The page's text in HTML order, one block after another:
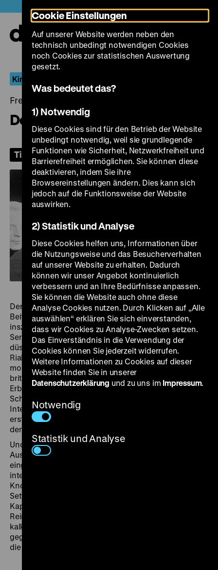
zum
Seiteninhalt
springen
Kino ohne Rast
Freitag, 24. April 2026, 20.00 Uhr
Der unheimliche Mönch
Tickets
Der Vorspann ist schon farbig, ansonsten ist der letzte
Beitrag zur Edgar-Wallace-Reihe, den Harald Reinl
inszenierte, auch der letzte Schwarzweiß-Film der
Serie. Reinl, dessen Wallace-Krimis stets ein wenig
düsterer und gewalttätiger ausfielen als die seiner
Rialto-Kollegen, schwelgt noch einmal in der
morbiden, halsabschneiderischen Atmosphäre des
britischen Hochadels – diesmal geht es um
Erbschleichereien im Umfeld eines todkranken
Schlossherrn, Mädchenhändler, die es auf hübsche
Internatsschülerinnen (eine davon: Uschi Glas in ihrer
ersten Filmrolle) abgesehen haben, sowie, natürlich,
den unheimlichen Mönch des Titels.
Und doch hat sich einiges verändert seit Reinls erstem
Ausflug nach Wallace-Land. Peter Thomas’ kriminell
eingängiger Jazz-Soundtrack steht in einem
interessanten Kontrast zur freilich ohnehin bis auf die
Knochen faulen aristokratischen Noblesse des
Settings. Das Finale der wie stets mit einigen absurden
Kapriolen versehenen Mörderjagd wiederum verlagert
Reinl teilweise auf einen Londoner Schrottplatz – ein
kalkulierter Stilbruch, der bereits auf die sehr viel
gegenwartsgesättigteren Jerry-Cotton-Filme verweist,
die Reinl wenig später drehen wird. (lf)
Cookie Einstellungen
Auf unserer Website werden neben den
technisch unbedingt notwendigen Cookies
noch Cookies zur statistischen Auswertung
gesetzt.
Was bedeutet das?
1) Notwendig
Diese Cookies sind für den Betrieb der Website
unbedingt notwendig, weil sie grundlegende
Funktionen wie Sicherheit, Netzwerkfreiheit und
Barrierefreiheit ermöglichen. Sie können diese
deaktivieren, indem Sie ihre
Browsereinstellungen ändern. Dies kann sich
jedoch auf die Funktionsweise der Website
auswirken.
2) Statistik und Analyse
Diese Cookies helfen uns, Informationen über
die Nutzungsweise und das Besucherverhalten
auf unserer Website zu erhalten. Dadurch
können wir unser Angebot kontinuierlich
verbessern und an Ihre Bedürfnisse anpassen.
Sie können die Website auch ohne diese
Analyse Cookies nutzen. Durch Klicken auf „Alle
auswählen“ erklären Sie sich einverstanden,
dass wir Cookies zu Analyse-Zwecken setzen.
Das Einverständnis in die Verwendung der
Cookies können Sie jederzeit widerrufen.
Weitere Informationen zu Cookies auf dieser
Website finden Sie in unserer
Datenschutzerklärung und zu uns im Impressum.
Notwendig
Statistik und Analyse